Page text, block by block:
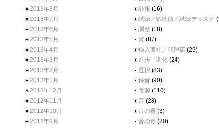
2013年8月
2013年7月
2013年6月
2013年5月
2013年4月
2013年3月
2013年2月
2013年1月
2012年12月
2012年11月
2012年10月
2012年9月
訃報 (16)
試聴／試聴曲／試聴ディスク
調整 (18)
賞 (87)
輸入商社／代理店 (29)
進歩・進化 (24)
選択 (83)
録音 (90)
電源 (110)
音 (28)
音の器 (3)
音の毒 (20)